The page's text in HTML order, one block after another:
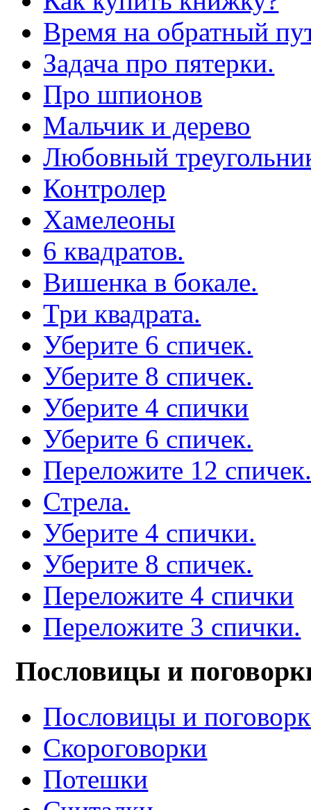
Время на обратный
Задача про пятерки.
Про шпионов
Мальчик и дерево
Любовный
Контролер
Хамелеоны
6 квадратов.
Вишенка в бокале.
Три квадрата.
Уберите 6 спичек.
Уберите 8 спичек.
Уберите 4 спички
Уберите 6 спичек.
Переложите 12
Стрела.
Уберите 4 спички.
Уберите 8 спичек.
Переложите 4 спички
Переложите 3 спички.
Пословицы и
Пословицы и
Скороговорки
Потешки